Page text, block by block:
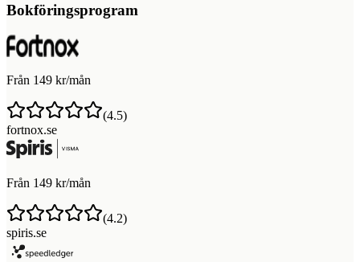
Bokföringsprogram
Från 149 kr/mån
(4.5)
fortnox.se
Från 149 kr/mån
(4.2)
spiris.se